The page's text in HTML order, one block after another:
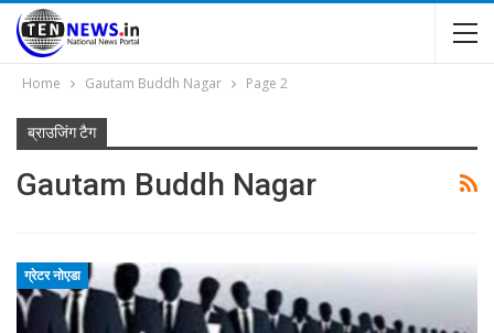
Home Gautam Buddh Nagar Page 2
ब्राउजिंग टैग
Gautam Buddh Nagar
ग्रेटर नोएडा